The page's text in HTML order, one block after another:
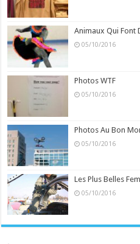
Animaux Qui Font
05/10/2016
Photos WTF
05/10/2016
Photos Au Bon
05/10/2016
Les Plus Belles
05/10/2016